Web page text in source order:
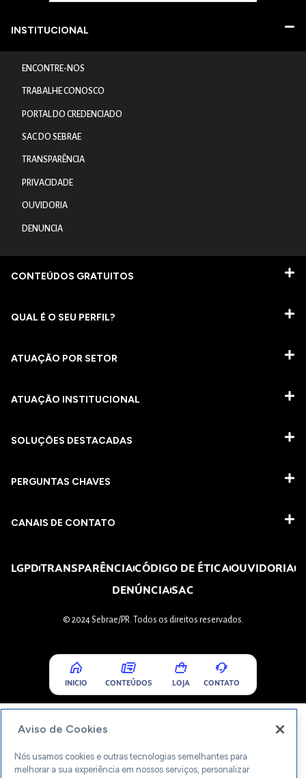
INSTITUCIONAL
ENCONTRE-NOS
TRABALHE CONOSCO
PORTAL DO CREDENCIADO
SAC DO SEBRAE
TRANSPARÊNCIA
PRIVACIDADE
OUVIDORIA
DENUNCIA
CONTEÚDOS GRATUITOS
QUAL É O SEU PERFIL?
ATUAÇÃO POR SETOR
ATUAÇÃO INSTITUCIONAL
SOLUÇÕES DESTACADAS
PERGUNTAS CHAVES​
CANAIS DE CONTATO
LGPDTRANSPARÊNCIACÓDIGO DE ÉTICAOUVIDORIA
DENÚNCIASAC
© 2024 Sebrae/PR. Todos os direitos reservados.
INICIO CONTEÚDOS LOJA CONTATO
Aviso de Cookies
Nós usamos cookies e outras tecnologias semelhantes para
melhorar a sua experiência em nossos serviços, personalizar